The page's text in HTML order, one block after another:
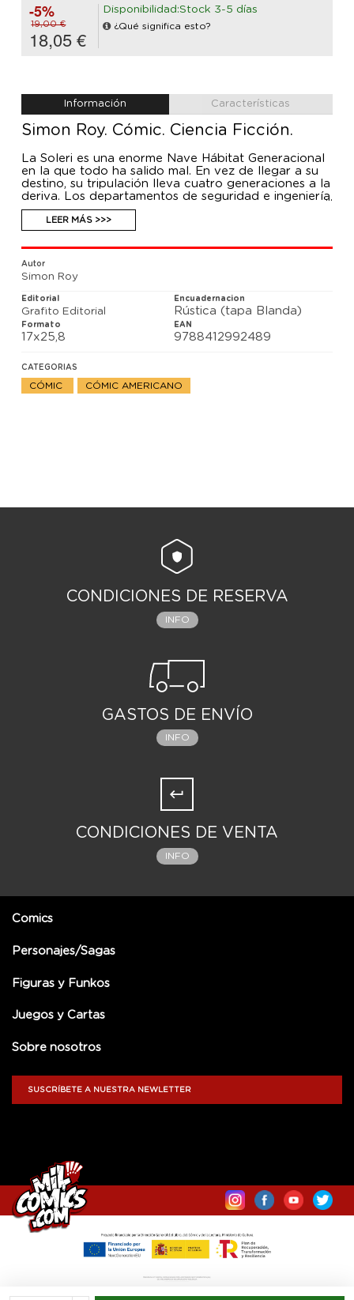
-5%
19,00 €
18,05 €
Disponibilidad:Stock 3-5 días
¿Qué significa esto?
Información Características
Simon Roy. Cómic. Ciencia Ficción.
La Soleri es una enorme Nave Hábitat Generacional
en la que todo ha salido mal. En vez de llegar a su
destino, su tripulación lleva cuatro generaciones a la
deriva. Los departamentos de seguridad e ingeniería
viven enfrentados en una guerra tribal por la
supervivencia; un ciclo de caos, canibalismo y
barbarie sin fin. Todo se acelera cuando un joven
recluta consigue imprimir un arma prohibida por
casualidad. Cambiando una guerra de arcos y
flechas por otra mucho más letal.
LEER MÁS >>>
Autor
Simon Roy
Editorial
Grafito Editorial
Encuadernacion
Rústica (tapa Blanda)
Formato
17x25,8
EAN
9788412992489
CATEGORIAS
CÓMIC CÓMIC AMERICANO
CONDICIONES DE RESERVA
INFO
GASTOS DE ENVÍO
INFO
CONDICIONES DE VENTA
INFO
Comics
Personajes/Sagas
Figuras y Funkos
Juegos y Cartas
Sobre nosotros
SUSCRÍBETE A NUESTRA NEWLETTER